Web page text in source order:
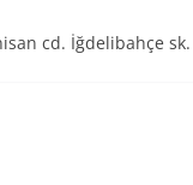
cd. İğdelibahçe